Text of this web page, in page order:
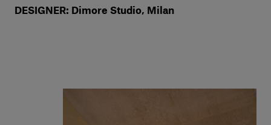
DESIGNER: Dimore Studio, Milan